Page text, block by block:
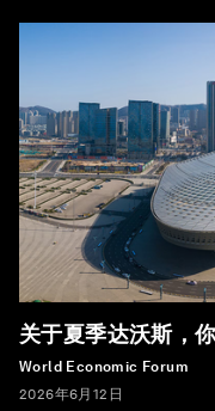
关于夏季达沃斯，
World Economic Forum
2026年6月12日